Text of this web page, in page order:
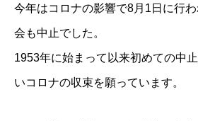
今年はコロナの影響で8月1日に行
会も中止でした。
1953年に始まって以来初めての中
いコロナの収束を願っています。